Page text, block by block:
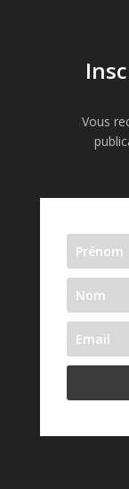
Vous